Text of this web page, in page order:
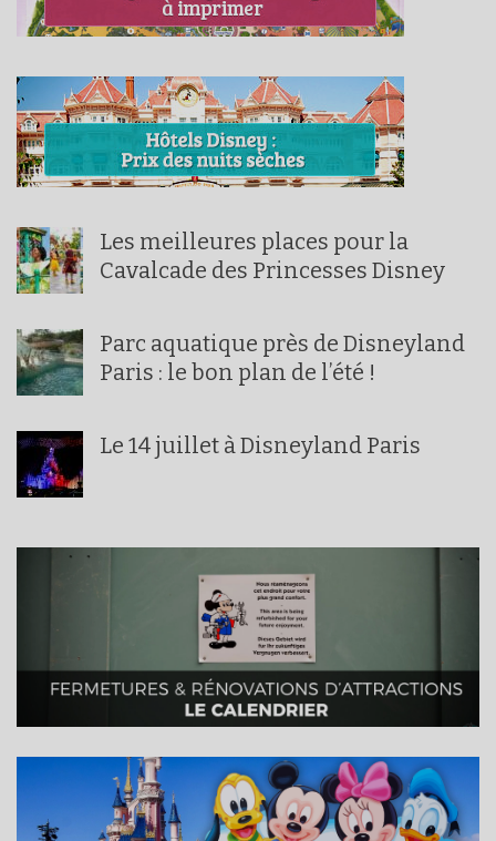
Les meilleures places pour la
Cavalcade des Princesses Disney
Parc aquatique près de Disneyland
Paris : le bon plan de l’été !
Le 14 juillet à Disneyland Paris